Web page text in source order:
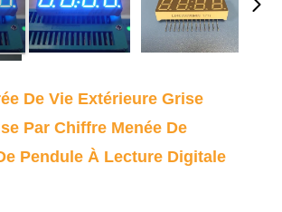
De Vie Extérieure Grise
Par Chiffre Menée De
Pendule À Lecture Digitale